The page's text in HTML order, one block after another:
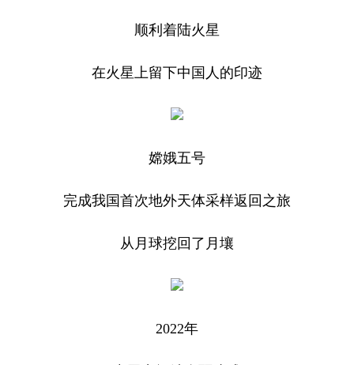
顺利着陆火星
在火星上留下中国人的印迹
嫦娥五号
完成我国首次地外天体采样返回之旅
从月球挖回了月壤
2022年